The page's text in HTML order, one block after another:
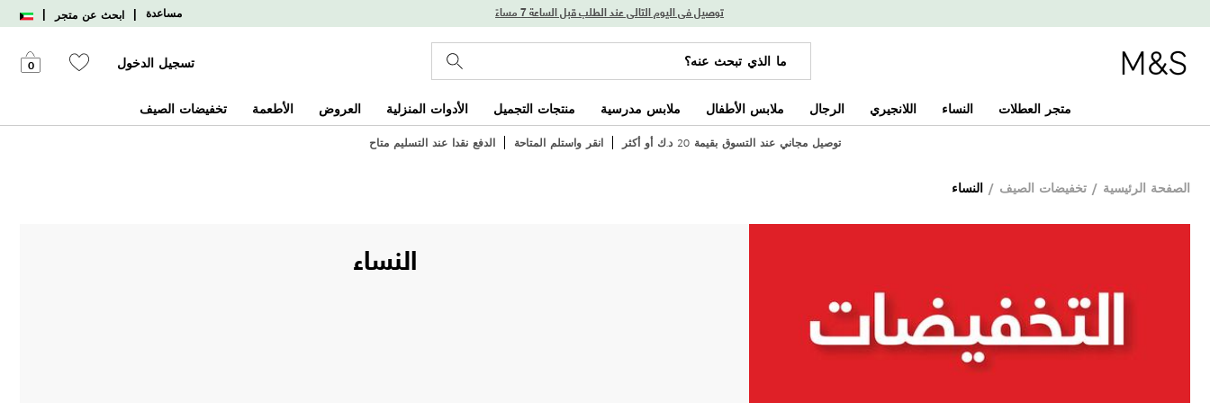
توصيل في اليوم التالي عند الطلب قبل الساعة 7 مساءً مساعدة | ابحث عن متجر |
تسجيل الدخول 0
متجر العطلات النساء اللانجيري الرجال ملابس الأطفال ملابس مدرسية منتجات التجميل الأدوات المنزلية العروض الأطعمة تخفيضات الصيف
توصيل مجاني عند التسوق بقيمة 20 د.ك أو أكثر انقر واستلم المتاحة الدفع نقدا عند التسليم متاح
الصفحة الرئيسية / تخفيضات الصيف / النساء
النساء